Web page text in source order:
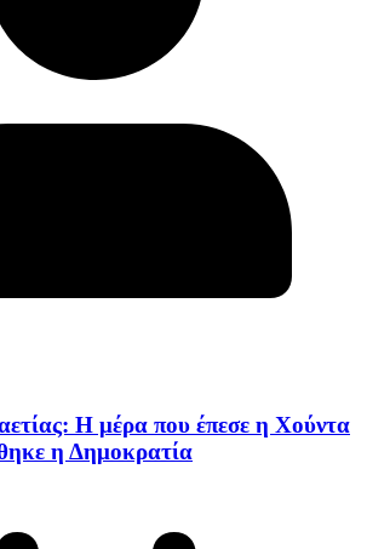
Η μέρα που έπεσε η Χούντα
η Δημοκρατία